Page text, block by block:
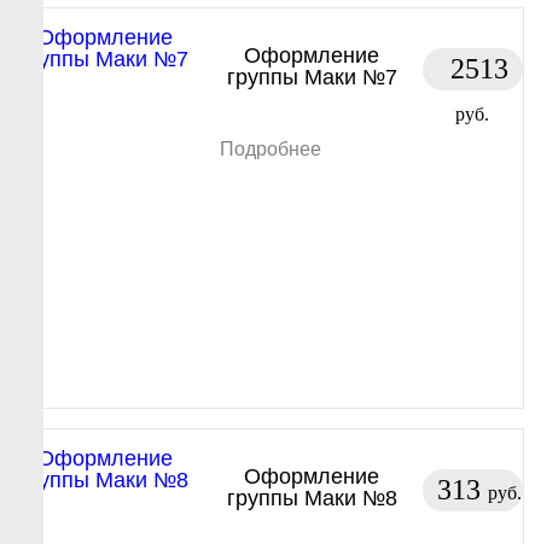
Оформление
группы Маки №7
2513
руб.
Подробнее
Оформление
группы Маки №8
313руб.